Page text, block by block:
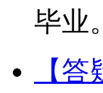
毕业
【